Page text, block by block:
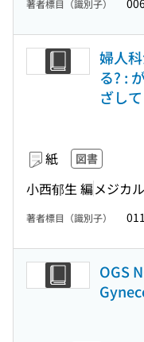
著者標目（識別子）
婦人
る? :
ざし
紙 図書
小西郁生 編 メジカ
著者標目（識別子）
OGS